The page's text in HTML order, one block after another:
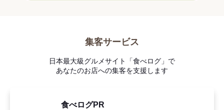
集客サービス
日本最大級グルメサイト「食べログ」で
あなたのお店への集客を支援します
食べログPR